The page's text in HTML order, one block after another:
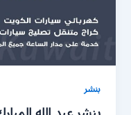
بنشر